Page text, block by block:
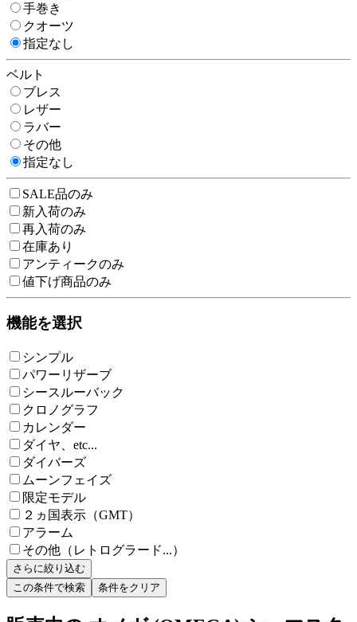
手巻き
クオーツ
指定なし
ベルト
ブレス
レザー
ラバー
その他
指定なし
SALE品のみ
新入荷のみ
再入荷のみ
在庫あり
アンティークのみ
値下げ商品のみ
機能を選択
シンプル
パワーリザーブ
シースルーバック
クロノグラフ
カレンダー
ダイヤ、etc...
ダイバーズ
ムーンフェイズ
限定モデル
２ヵ国表示（GMT）
アラーム
その他（レトログラード...）
さらに絞り込む
この条件で検索
条件をクリア